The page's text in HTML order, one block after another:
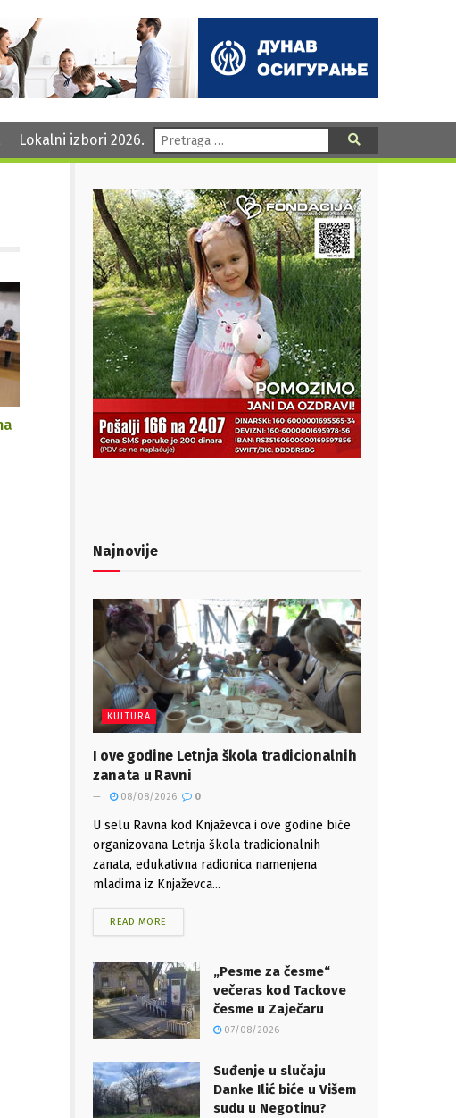
Lokalni izbori 2026. Pretraga:
Najnovije
KULTURA
I ove godine Letnja škola tradicionalnih
zanata u Ravni
08/08/2026 0
U selu Ravna kod Knjaževca i ove godine biće
organizovana Letnja škola tradicionalnih
zanata, edukativna radionica namenjena
mladima iz Knjaževca...
READ MORE
„Pesme za česme“
večeras kod Tackove
česme u Zaječaru
07/08/2026
Suđenje u slučaju
Danke Ilić biće u Višem
sudu u Negotinu?